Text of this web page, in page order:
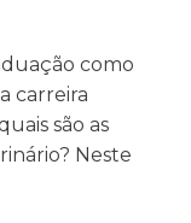
como
carreira
são as
Neste